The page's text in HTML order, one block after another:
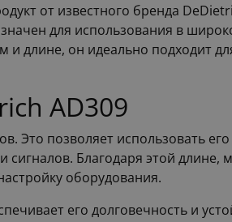
от известного бренда
для использования в
и длине, он идеально подходит
AD309
Это позволяет использовать
сигналов. Благодаря этой длине,
оборудования.
его долговечность и